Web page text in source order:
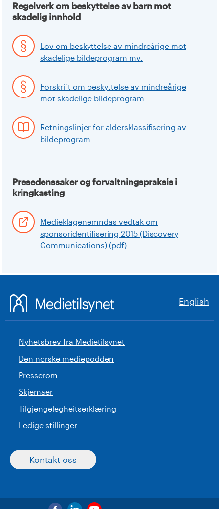
Regelverk om beskyttelse av barn mot
skadelig innhold
Lov om beskyttelse av mindreårige mot
skadelige bildeprogram mv.
Forskrift om beskyttelse av mindreårige
mot skadelige bildeprogram
Retningslinjer for aldersklassifisering av
bildeprogram
Presedenssaker og forvaltningspraksis i
kringkasting
Medieklagenemndas vedtak om
sponsoridentifisering 2015 (Discovery
Communications) (pdf)
English
Nyhetsbrev fra Medietilsynet
Den norske mediepodden
Presserom
Skjemaer
Tilgjengelegheitserklæring
Ledige stillinger
Kontakt oss